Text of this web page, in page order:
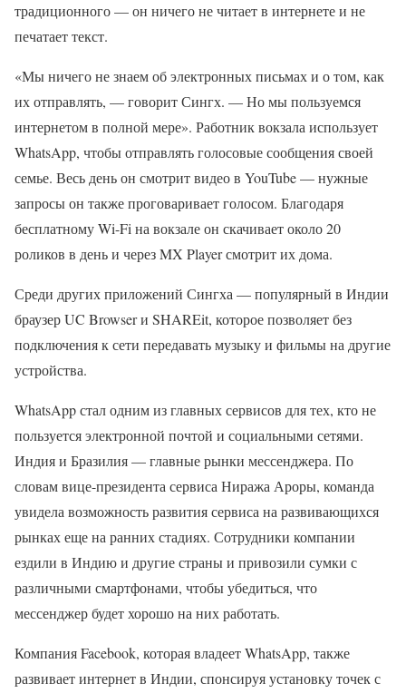
традиционного — он ничего не читает в интернете и не
печатает текст.
«Мы ничего не знаем об электронных письмах и о том, как
их отправлять, — говорит Сингх. — Но мы пользуемся
интернетом в полной мере». Работник вокзала использует
WhatsApp, чтобы отправлять голосовые сообщения своей
семье. Весь день он смотрит видео в YouTube — нужные
запросы он также проговаривает голосом. Благодаря
бесплатному Wi-Fi на вокзале он скачивает около 20
роликов в день и через MX Player смотрит их дома.
Среди других приложений Сингха — популярный в Индии
браузер UC Browser и SHAREit, которое позволяет без
подключения к сети передавать музыку и фильмы на другие
устройства.
WhatsApp стал одним из главных сервисов для тех, кто не
пользуется электронной почтой и социальными сетями.
Индия и Бразилия — главные рынки мессенджера. По
словам вице-президента сервиса Ниража Ароры, команда
увидела возможность развития сервиса на развивающихся
рынках еще на ранних стадиях. Сотрудники компании
ездили в Индию и другие страны и привозили сумки с
различными смартфонами, чтобы убедиться, что
мессенджер будет хорошо на них работать.
Компания Facebook, которая владеет WhatsApp, также
развивает интернет в Индии, спонсируя установку точек с